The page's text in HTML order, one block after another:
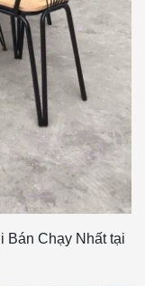
Bán Chạy Nhất tại